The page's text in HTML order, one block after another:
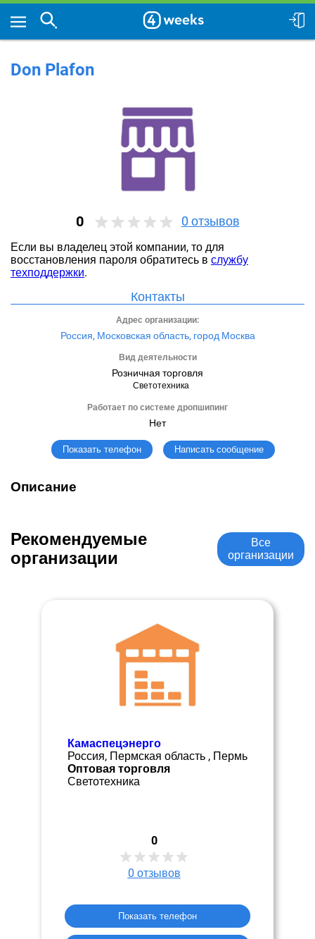
Don Plafon
0 0 отзывов
Если вы владелец этой компании, то для
восстановления пароля обратитесь в службу
техподдержки.
Контакты
Адрес организации:
Россия, Московская область, город Москва
Вид деятельности
Розничная торговля
Светотехника
Работает по системе дропшипинг
Нет
Показать телефон Написать сообщение
Описание
Рекомендуемые
организации
Все
организации
Камаспецэнерго
Россия, Пермская область , Пермь
Оптовая торговля
Светотехника
0
0 отзывов
Показать телефон